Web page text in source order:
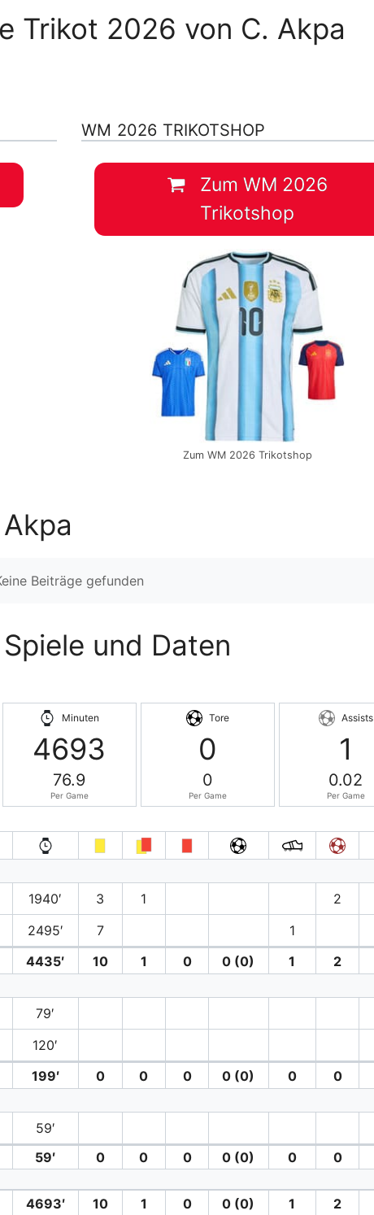
Trikot 2026 von C. Akpa
WM 2026 TRIKOTSHOP
Zum WM 2026
Trikotshop
Zum WM 2026 Trikotshop
Beiträge gefunden
und Daten
Minuten
4693
76.9
Per Game
Tore
0
0
Per Game
Assists
1
0.02
Per Game
1940′ 3 1 2
2495′ 7 1
4435′ 10 1 0 0 (0) 1 2
79′
120′
199′ 0 0 0 0 (0) 0 0
59′
59′ 0 0 0 0 (0) 0 0
4693′ 10 1 0 0 (0) 1 2